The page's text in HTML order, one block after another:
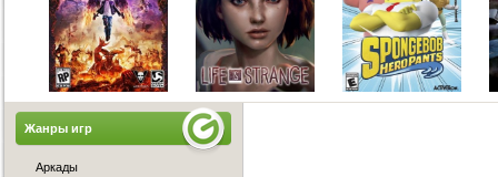
Жанры игр
Аркады